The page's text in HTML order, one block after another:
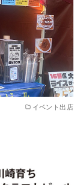
イベント出店